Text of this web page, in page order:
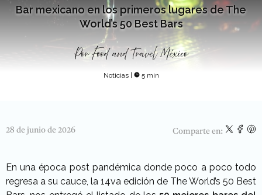
Bar mexicano en los primeros lugares de The
World’s 50 Best Bars
PorFood and Travel México
Noticias | 5 min
28 de junio de 2026 Comparte en:
En una época post pandémica donde poco a poco todo
regresa a su cauce, la 14va edición de The World’s 50 Best